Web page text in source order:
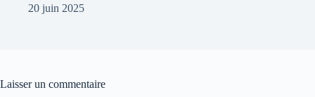
20 juin 2025
Laisser un commentaire